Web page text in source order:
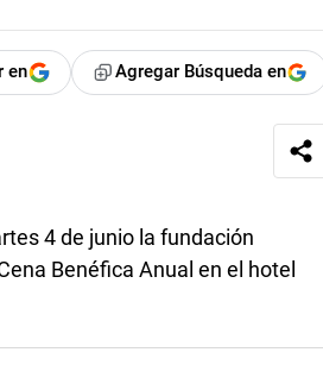
en Agregar Búsqueda en
4 de junio la fundación
Benéfica Anual en el hotel